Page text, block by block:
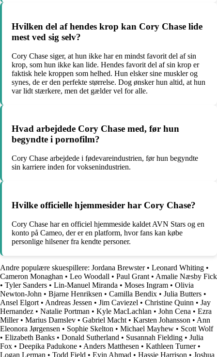
Hvilken del af hendes krop kan Cory Chase lide
mest ved sig selv?
Cory Chase siger, at hun ikke har en mindst favorit del af sin
krop, som hun ikke kan lide. Hendes favorit del af sin krop er
faktisk hele kroppen som helhed. Hun elsker sine muskler og
synes, de er den perfekte størrelse. Dog ønsker hun altid, at hun
var lidt stærkere, men det gælder vel for alle.
Hvad arbejdede Cory Chase med, før hun
begyndte i pornofilm?
Cory Chase arbejdede i fødevareindustrien, før hun begyndte
sin karriere inden for voksenindustrien.
Hvilke officielle hjemmesider har Cory Chase?
Cory Chase har en officiel hjemmeside kaldet AVN Stars og en
konto på Cameo, der er en platform, hvor fans kan købe
personlige hilsener fra kendte personer.
Andre populære skuespillere: Jordana Brewster• Leonard Whiting •
Cameron Monaghan • Leo Woodall • Paul Grant • Amalie Næsby Fick
• Tyler Sanders • Lin-Manuel Miranda • Moses Ingram • Olivia
Newton-John • Bjarne Henriksen • Camilla Bendix • Julia Butters •
Ansel Elgort • Andreas Jessen • Jim Caviezel • Christine Quinn • Jay
Hernandez • Natalie Portman • Kyle MacLachlan • John Cena • Ezra
Miller• Marius Damslev • Gabriel Macht • Karsten Johansson • Ann
Eleonora Jørgensen • Sophie Skelton • Michael Mayhew • Scott Wolf
• Elizabeth Banks • Donald Sutherland • Susannah Fielding • Julia
Fox • Deepika Padukone • Anders Matthesen • Kathleen Turner•
Logan Lerman • Todd Field • Evin Ahmad • Hassie Harrison • Joshua